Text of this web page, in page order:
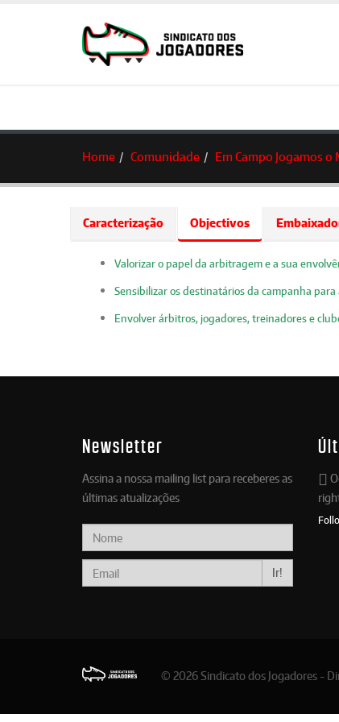
Home Comunidade Em Campo Jogamos o
Caracterização Objectivos
Valorizar o papel da arbitragem e a sua
Sensibilizar os destinatários da campanha
Envolver árbitros, jogadores, treinadores e
Newsletter
Assina a nossa mailing list para receberes as
últimas atualizações
Ir!
© 2026 Sindicato dos Jogadores -